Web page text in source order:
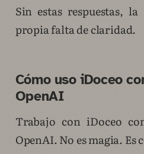
Sin estas respuestas,
propia falta de claridad.
Cómo uso iDoceo
OpenAI
Trabajo con iDoceo
OpenAI. No es magia. Es